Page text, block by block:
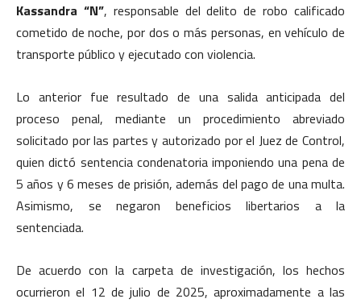
Kassandra “N”, responsable del delito de robo calificado
cometido de noche, por dos o más personas, en vehículo de
transporte público y ejecutado con violencia.
Lo anterior fue resultado de una salida anticipada del
proceso penal, mediante un procedimiento abreviado
solicitado por las partes y autorizado por el Juez de Control,
quien dictó sentencia condenatoria imponiendo una pena de
5 años y 6 meses de prisión, además del pago de una multa.
Asimismo, se negaron beneficios libertarios a la
sentenciada.
De acuerdo con la carpeta de investigación, los hechos
ocurrieron el 12 de julio de 2025, aproximadamente a las